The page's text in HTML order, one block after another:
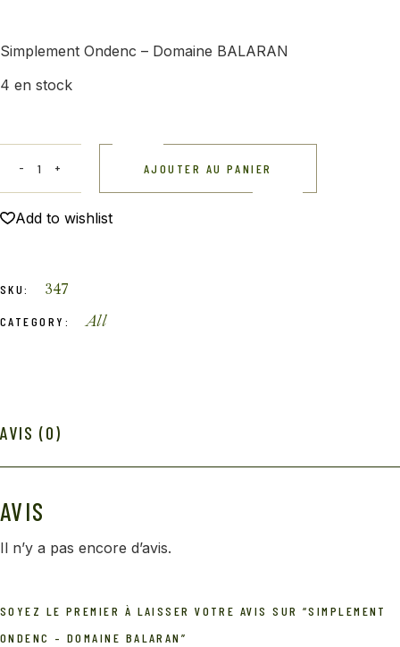
Simplement Ondenc – Domaine BALARAN
4 en stock
AJOUTER AU PANIER
Add to wishlist
SKU: 347
CATEGORY: All
AVIS (0)
AVIS
Il n’y a pas encore d’avis.
SOYEZ LE PREMIER À LAISSER VOTRE AVIS SUR “SIMPLEMENT
ONDENC – DOMAINE BALARAN”